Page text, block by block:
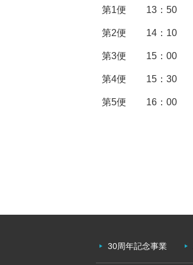
第1便 13：50
第2便 14：10
第3便 15：00
第4便 15：30
第5便 16：00
30周年記念事業